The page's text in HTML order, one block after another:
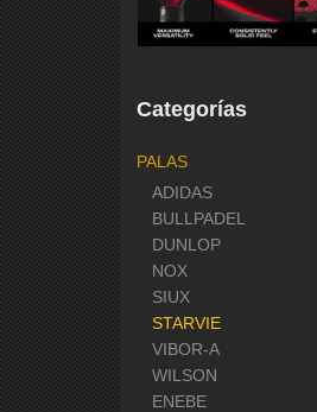
Categorías
PALAS
ADIDAS
BULLPADEL
DUNLOP
NOX
SIUX
STARVIE
VIBOR-A
WILSON
ENEBE